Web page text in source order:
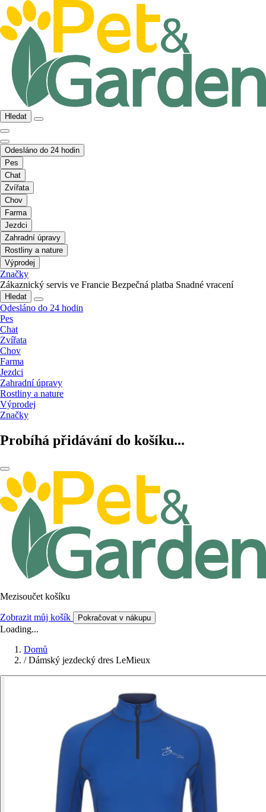
Hledat
Odesláno do 24 hodin
Pes
Chat
Zvířata
Chov
Farma
Jezdci
Zahradní úpravy
Rostliny a nature
Výprodej
Značky
Zákaznický servis ve Francie Bezpečná platba Snadné vracení
Hledat
Odesláno do 24 hodin
Pes
Chat
Zvířata
Chov
Farma
Jezdci
Zahradní úpravy
Rostliny a nature
Výprodej
Značky
Probíhá přidávání do košíku...
Mezisoučet košíku
Zobrazit můj košík Pokračovat v nákupu
Loading...
Domů
/ Dámský jezdecký dres LeMieux